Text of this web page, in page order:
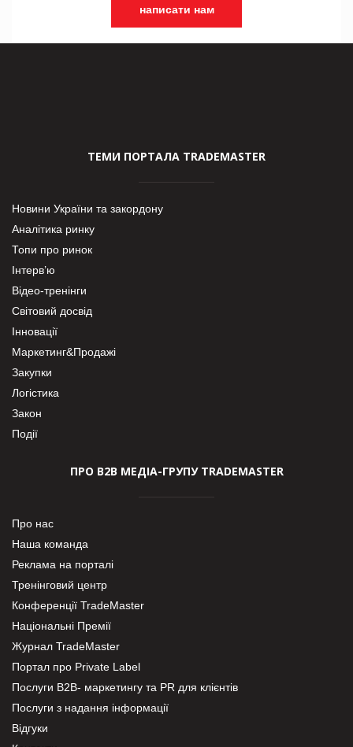
написати нам
ТЕМИ ПОРТАЛА TRADEMASTER
Новини України та закордону
Аналітика ринку
Топи про ринок
Інтерв’ю
Відео-тренінги
Світовий досвід
Інновації
Маркетинг&Продажі
Закупки
Логістика
Закон
Події
ПРО В2В МЕДІА-ГРУПУ TRADEMASTER
Про нас
Наша команда
Реклама на порталі
Тренінговий центр
Конференції TradeMaster
Національні Премії
Журнал TradeMaster
Портал про Private Label
Послуги В2В- маркетингу та PR для клієнтів
Послуги з надання інформації
Відгуки